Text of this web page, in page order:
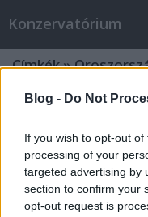
Blog - Do Not
If you wish to opt-out
processing of your
targeted advertising by
section to confirm your
opt-out request is
Konzervatórium
Címkék»
Békemenet
Amerika?
F. Forsyth•2014. október 27.
Elgurult a